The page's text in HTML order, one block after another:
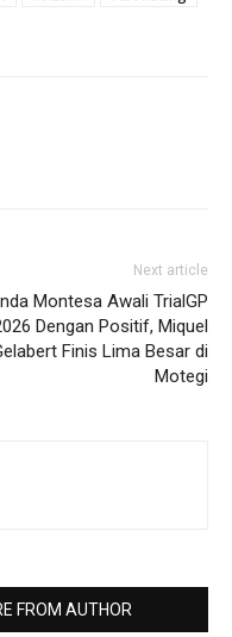
Next article
Montesa Awali TrialGP
Dengan Positif, Miquel
Finis Lima Besar di
Motegi
FROM AUTHOR